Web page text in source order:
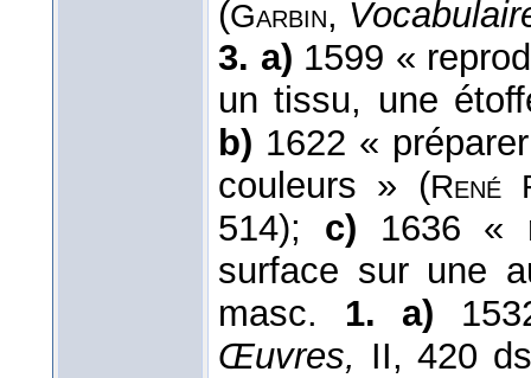
(Garbin,
3. a) 1599 «
un tissu, une
b) 1622 «
couleurs » (René
514); c) 1636 «
surface sur une
masc. 1. a)
Œuvres, II, 420